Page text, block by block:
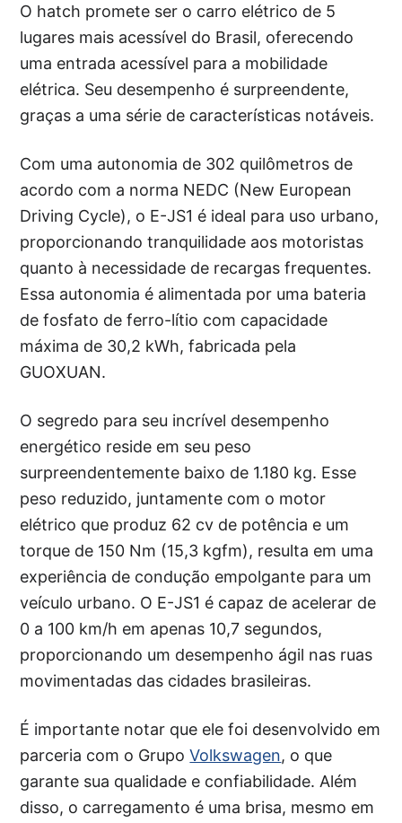
O hatch promete ser o carro elétrico de 5
lugares mais acessível do Brasil, oferecendo
uma entrada acessível para a mobilidade
elétrica. Seu desempenho é surpreendente,
graças a uma série de características notáveis.
Com uma autonomia de 302 quilômetros de
acordo com a norma NEDC (New European
Driving Cycle), o E-JS1 é ideal para uso urbano,
proporcionando tranquilidade aos motoristas
quanto à necessidade de recargas frequentes.
Essa autonomia é alimentada por uma bateria
de fosfato de ferro-lítio com capacidade
máxima de 30,2 kWh, fabricada pela
GUOXUAN.
O segredo para seu incrível desempenho
energético reside em seu peso
surpreendentemente baixo de 1.180 kg. Esse
peso reduzido, juntamente com o motor
elétrico que produz 62 cv de potência e um
torque de 150 Nm (15,3 kgfm), resulta em uma
experiência de condução empolgante para um
veículo urbano. O E-JS1 é capaz de acelerar de
0 a 100 km/h em apenas 10,7 segundos,
proporcionando um desempenho ágil nas ruas
movimentadas das cidades brasileiras.
É importante notar que ele foi desenvolvido em
parceria com o GrupoVolkswagen, o que
garante sua qualidade e confiabilidade. Além
disso, o carregamento é uma brisa, mesmo em